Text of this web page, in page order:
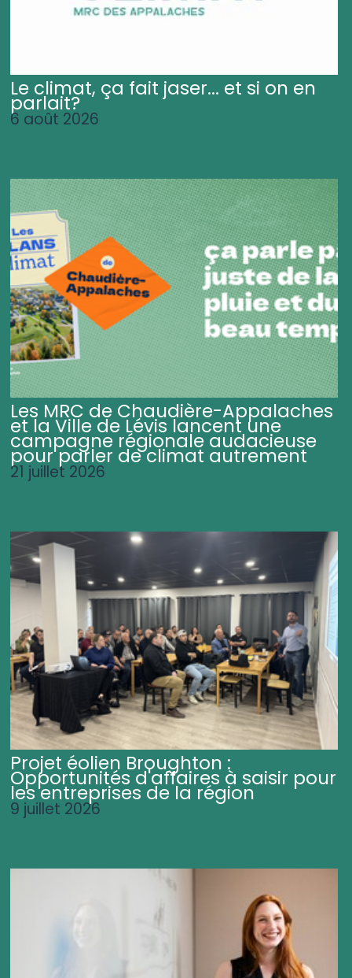
Le climat, ça fait jaser... et si on en
parlait?
6 août 2026
Les MRC de Chaudière-Appalaches
et la Ville de Lévis lancent une
campagne régionale audacieuse
pour parler de climat autrement
21 juillet 2026
Projet éolien Broughton :
Opportunités d'affaires à saisir pour
les entreprises de la région
9 juillet 2026